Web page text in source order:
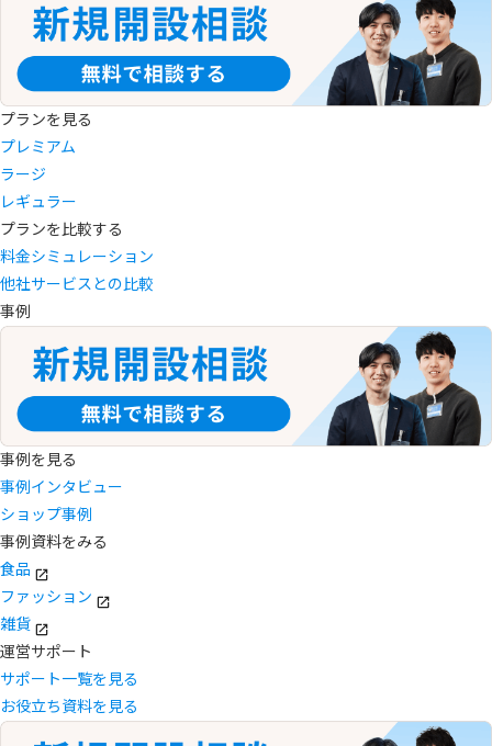
プランを見る
プレミアム
ラージ
レギュラー
プランを比較する
料金シミュレーション
他社サービスとの比較
事例
事例を見る
事例インタビュー
ショップ事例
事例資料をみる
食品
ファッション
雑貨
運営サポート
サポート一覧を見る
お役立ち資料を見る